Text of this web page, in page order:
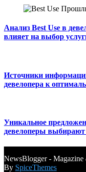
Анализ Best Use в
влияет на выбор
Источники
девелопера к
Уникальное
девелоперы
NewsBlogger -
By SpiceThemes